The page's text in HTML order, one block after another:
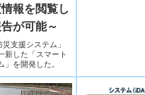
報を閲覧し
が可能～
支援システム」
新した「スマート
を開発した。